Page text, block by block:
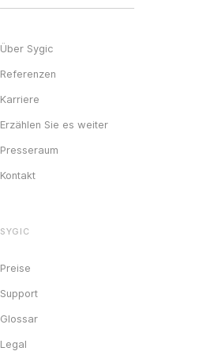
Über Sygic
Referenzen
Karriere
Erzählen Sie es weiter
Presseraum
Kontakt
SYGIC
Preise
Support
Glossar
Legal